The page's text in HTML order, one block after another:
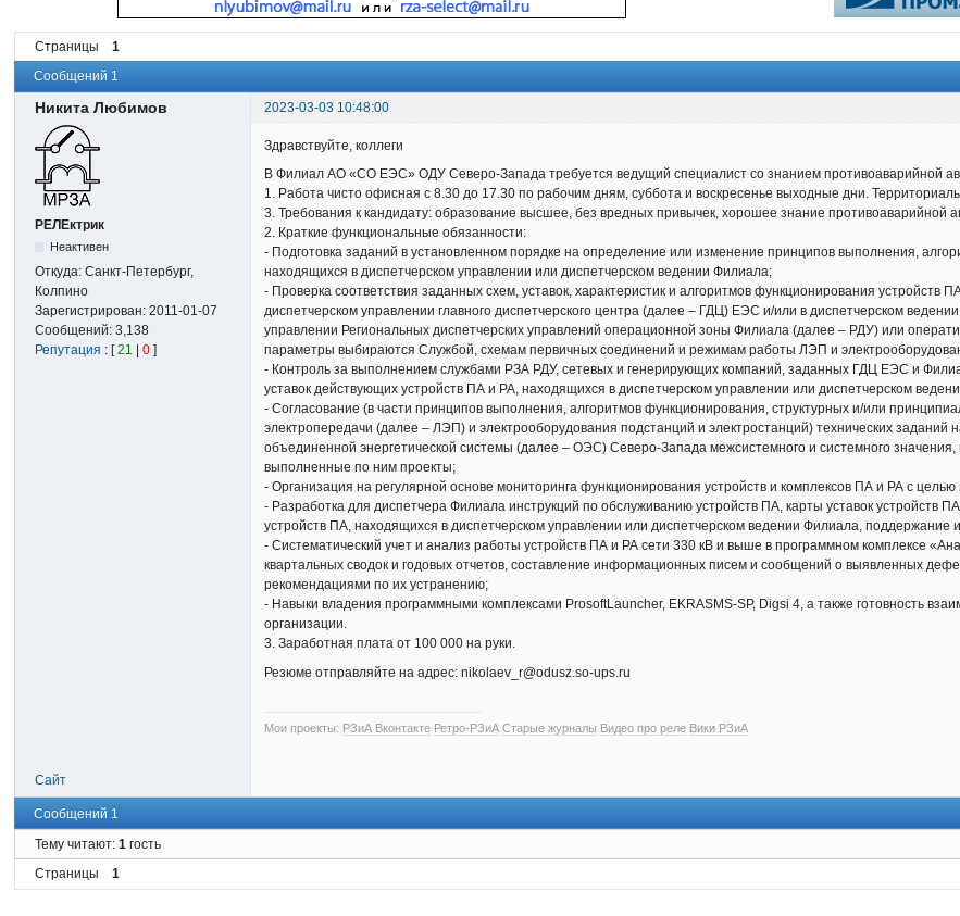
Страницы 1
Сообщений 1
Никита Любимов 2023-03-03 10:48:00
РЕЛЕктрик
Неактивен
Откуда:Санкт-Петербург,
Колпино
Зарегистрирован:2011-01-07
Сообщений:3,138
Репутация : [21 |0 ]
Здравствуйте, коллеги
В Филиал АО «СО ЕЭС» ОДУ Северо-Запада требуется ведущий специалист со знанием противоаварийной
1. Работа чисто офисная с 8.30 до 17.30 по рабочим дням, суббота и воскресенье выходные дни.
3. Требования к кандидату: образование высшее, без вредных привычек, хорошее знание противоаварийной
2. Краткие функциональные обязанности:
- Подготовка заданий в установленном порядке на определение или изменение принципов выполнения,
находящихся в диспетчерском управлении или диспетчерском ведении Филиала;
- Проверка соответствия заданных схем, уставок, характеристик и алгоритмов функционирования
диспетчерском управлении главного диспетчерского центра (далее – ГДЦ) ЕЭС и/или в диспетчерском
управлении Региональных диспетчерских управлений операционной зоны Филиала (далее – РДУ) или
параметры выбираются Службой, схемам первичных соединений и режимам работы ЛЭП и
- Контроль за выполнением службами РЗА РДУ, сетевых и генерирующих компаний, заданных ГДЦ ЕЭС и
уставок действующих устройств ПА и РА, находящихся в диспетчерском управлении или диспетчерском
- Согласование (в части принципов выполнения, алгоритмов функционирования, структурных и/или
электропередачи (далее – ЛЭП) и электрооборудования подстанций и электростанций) технических заданий
объединенной энергетической системы (далее – ОЭС) Северо-Запада межсистемного и системного
выполненные по ним проекты;
- Организация на регулярной основе мониторинга функционирования устройств и комплексов ПА и РА с
- Разработка для диспетчера Филиала инструкций по обслуживанию устройств ПА, карты уставок устройств
устройств ПА, находящихся в диспетчерском управлении или диспетчерском ведении Филиала, поддержание
- Систематический учет и анализ работы устройств ПА и РА сети 330 кВ и выше в программном комплексе
квартальных сводок и годовых отчетов, составление информационных писем и сообщений о выявленных
рекомендациями по их устранению;
- Навыки владения программными комплексами ProsoftLauncher, EKRASMS-SP, Digsi 4, а также готовность
организации.
3. Заработная плата от 100 000 на руки.
Резюме отправляйте на адрес: nikolaev_r@odusz.so-ups.ru
Мои проекты: РЗиА Вконтакте Ретро-РЗиА Старые журналы Видео про реле Вики РЗиА
Сайт
Сообщений 1
Тему читают:1 гость
Страницы
1